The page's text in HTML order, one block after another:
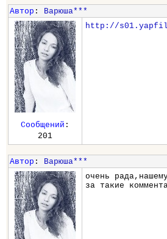
Автор : Варюша***
http://
Сообщений :
201
Автор : Варюша***
очень
за такие